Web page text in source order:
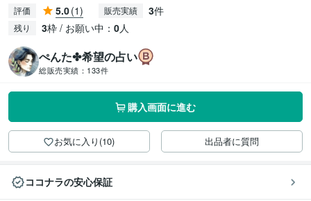
評価 5.0(1) 販売実績 3件
残り 3枠 / お願い中： 0人
ぺんた✤希望の占い
総販売実績： 133件
購入画面に進む
お気に入り(10) 出品者に質問
ココナラの安心保証